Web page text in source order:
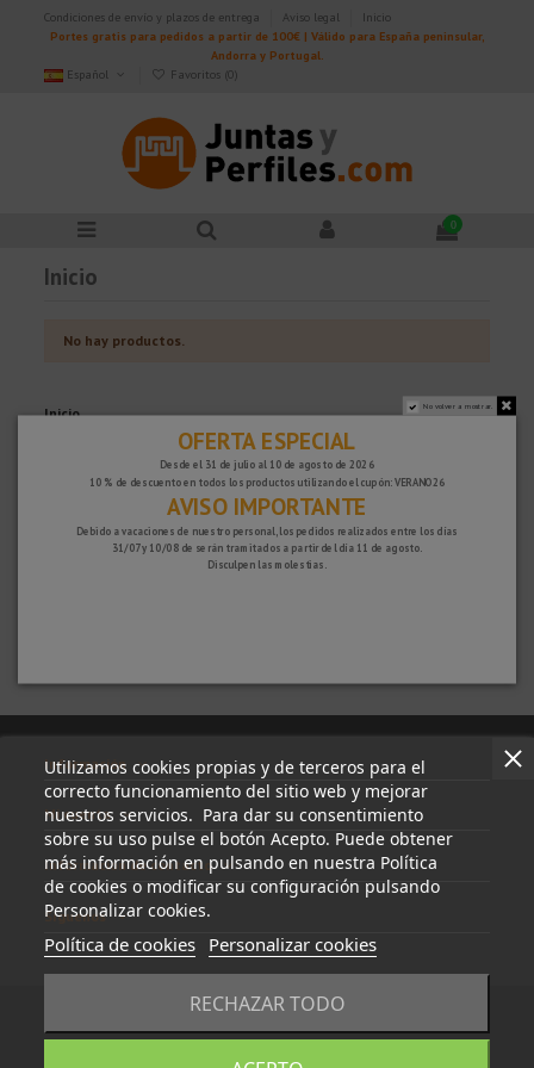
Condiciones de envío y plazos de entrega Aviso legal
Inicio
Portes gratis para pedidos a partir de 100€ | Válido para España peninsular,
Andorra y Portugal.
Español
Favoritos (0)
0
Inicio
No hay productos.
Inicio
Cantoneras, cenefas y escocias
Rodapiés y escocias
Peldaños para escaleras
Accesibilidad y seguridad
Láminas y aislamiento
Juntas de dilatación
Desagües de baños, balcones y terrazas
Utilizamos cookies propias y de terceros para el
correcto funcionamiento del sitio web y mejorar
nuestros servicios. Para dar su consentimiento
sobre su uso pulse el botón Acepto. Puede obtener
más información en pulsando en nuestra Política
de cookies o modificar su configuración pulsando
Personalizar cookies.
Política de cookies Personalizar cookies
RECHAZAR TODO
Información
Mi cuenta
Información de contacto
Síguenos
No volver a mostrar.
OFERTA ESPECIAL
Desde el 31 de julio al 10 de agosto de 2026
10 % de descuento en todos los productos utilizando el cupón: VERANO26
AVISO IMPORTANTE
Debido a vacaciones de nuestro personal, los pedidos realizados entre los días
31/07 y 10/08 de serán tramitados a partir del día 11 de agosto.
Disculpen las molestias.